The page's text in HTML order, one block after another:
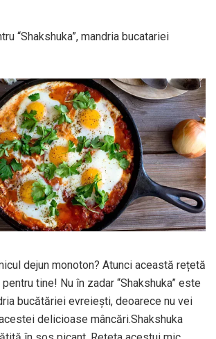
“Shakshuka”, mandria bucatariei
dejun monoton? Atunci această rețetă
tine! Nu în zadar “Shakshuka” este
bucătăriei evreiești, deoarece nu vei
delicioase mâncări.Shakshuka